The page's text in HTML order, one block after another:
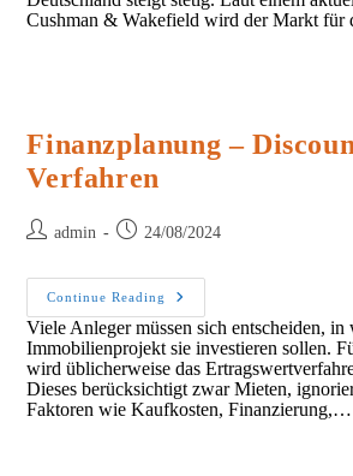
Cushman & Wakefield wird der Markt für
Finanzplanung –
Verfahren
Postadmin
Post 24/08/2024
Continue Reading
Finanzplanung
–
Discounted-
Cash-
Verfahren
Viele Anleger müssen sich entscheiden, in
Immobilienprojekt sie investieren sollen.
wird üblicherweise das
Dieses berücksichtigt zwar Mieten,
Faktoren wie Kaufkosten, Finanzierung,…